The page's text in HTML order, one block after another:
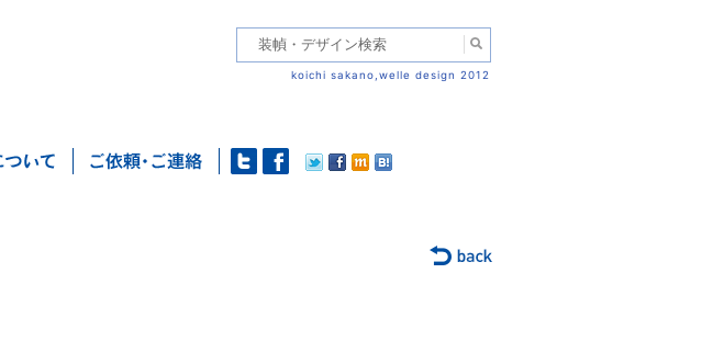
koichi sakano,welle design 2012